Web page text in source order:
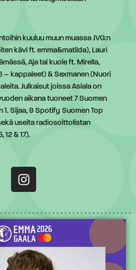
kuuluu muun muassa JVG:n
kävi ft. emma&matilda), Lauri
Aja tai kuole ft. Mirella,
– kappaleet) & Sexmanen (Nuori
Julkaisut joissa Asiala on
aikana tuoneet 7 Suomen
1. Sijaa, 9 Spotify Suomen Top
useita radiosoittolistan
12 & 17).